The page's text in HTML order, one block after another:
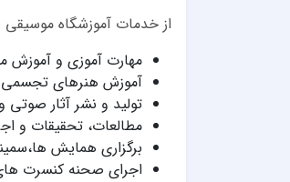
از خدمات آموزشگاه موسیقی
مهارت آموزی و آموزش
آموزش هنرهای
تولید و نشر آثار
مطالعات، تحقیقات و
برگزاری همایش
اجرای صحنه کنسرت